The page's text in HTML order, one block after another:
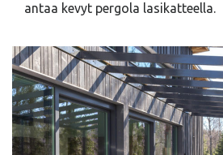
antaa kevyt pergola lasikatteella.